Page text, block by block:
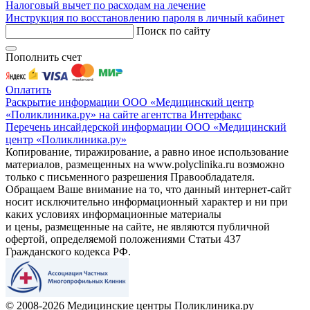
Налоговый вычет по расходам на лечение
Инструкция по восстановлению пароля в личный кабинет
Поиск по сайту
Пополнить счет
Оплатить
Раскрытие информации ООО «Медицинский центр
«Поликлиника.ру» на сайте агентства Интерфакс
Перечень инсайдерской информации ООО «Медицинский
центр «Поликлиника.ру»
Копирование, тиражирование, а равно иное использование
материалов, размещенных на www.polyclinika.ru возможно
только с письменного разрешения Правообладателя.
Обращаем Ваше внимание на то, что данный интернет-сайт
носит исключительно информационный характер и ни при
каких условиях информационные материалы
и цены, размещенные на сайте, не являются публичной
офертой, определяемой положениями Статьи 437
Гражданского кодекса РФ.
© 2008-2026 Медицинские центры Поликлиника.ру